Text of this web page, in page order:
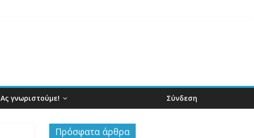
Ας γνωριστούμε! Σύνδεση
Πρόσφατα άρθρα